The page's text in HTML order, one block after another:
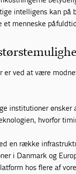
intelligens kan
menneske på
er ved at være
institutioner
hvorfor
en række
i Danmark og
hos flere af